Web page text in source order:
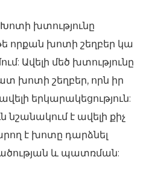
խտությունը
որքան խոտի շեղբեր կա
Ավելի մեծ խտությունը
խոտի շեղբեր, որն իր
երկարակեցություն:
նշանակում է ավելի քիչ
է խոտը դարձնել
և պատռման: